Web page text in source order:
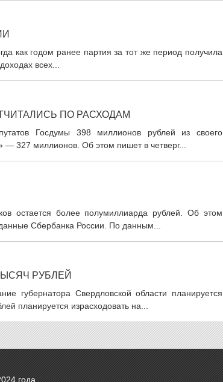
как годом ранее партия за тот же период получила
всех...
ПО РАСХОДАМ
Госдумы 398 миллионов рублей из своего
327 миллионов. Об этом пишет в четверг...
остается более полумиллиарда рублей. Об этом
Сбербанка России. По данным...
РУБЛЕЙ
губернатора Свердловской области планируется
планируется израсходовать на...
года.